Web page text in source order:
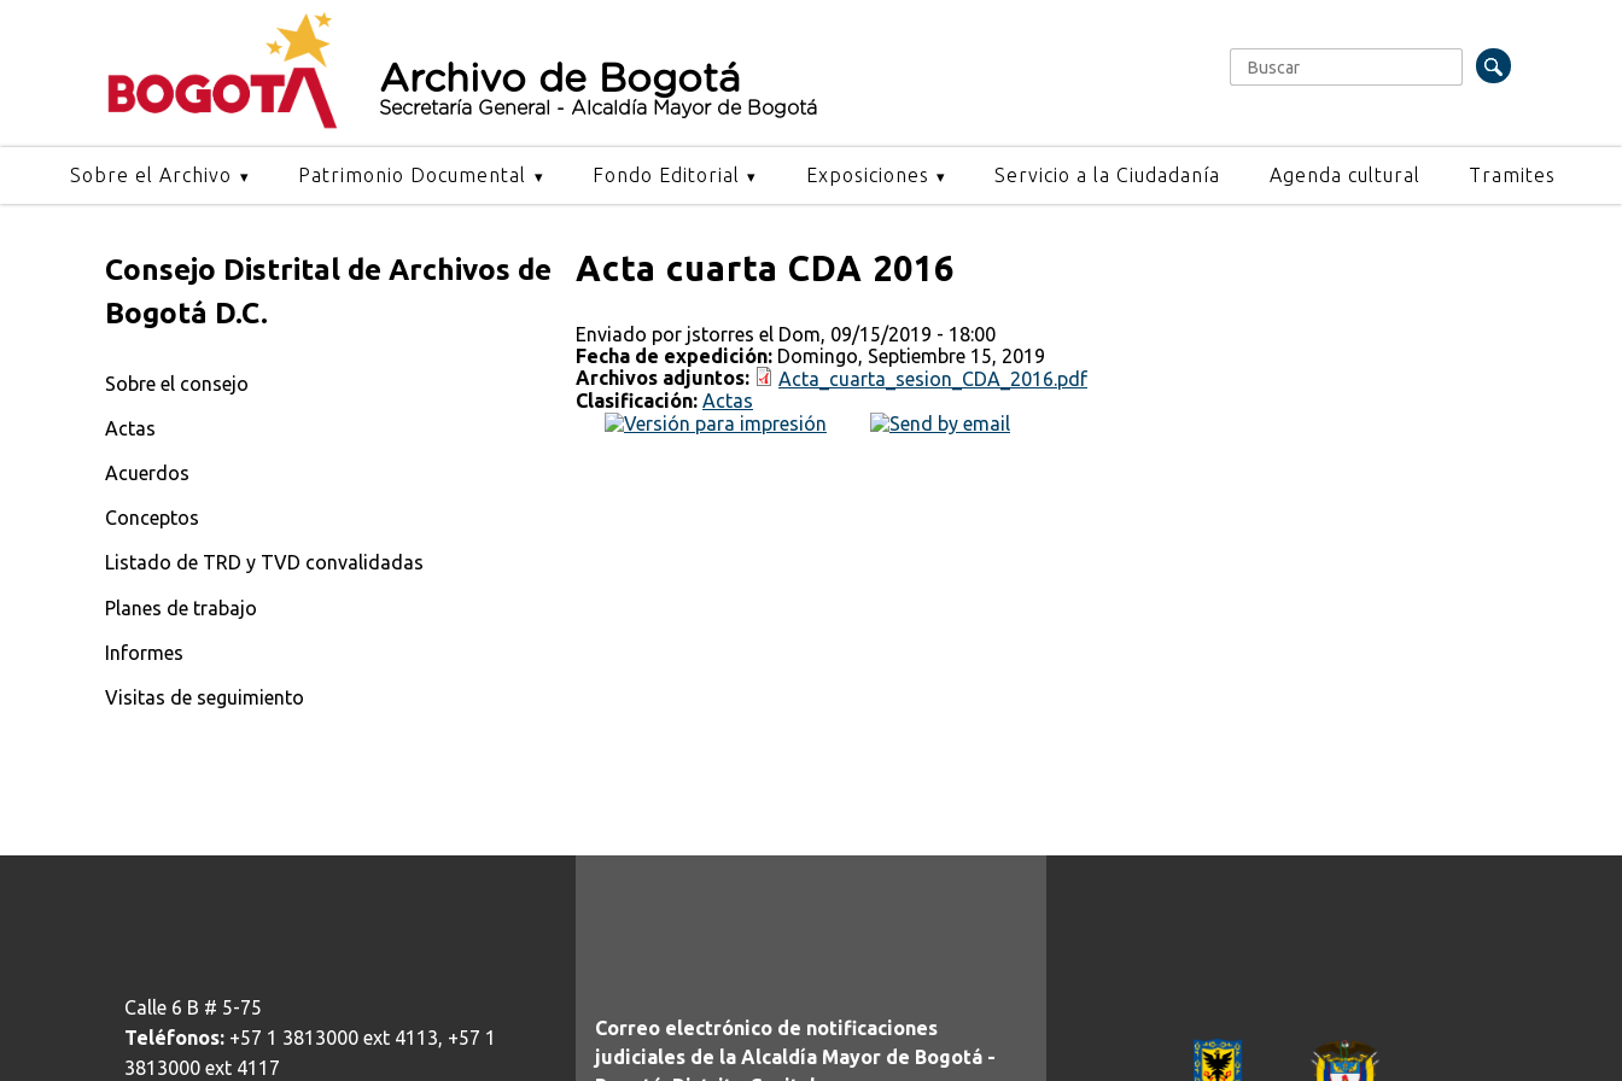
Archivo de Bogotá
Secretaría General - Alcaldía Mayor de Bogotá
Formulario de búsqueda
Buscar
Sobre el Archivo Patrimonio Documental Fondo Editorial Exposiciones Servicio a la Ciudadanía Agenda cultural Tramites
Consejo Distrital de Archivos de
Bogotá D.C.
Sobre el consejo
Actas
Acuerdos
Conceptos
Listado de TRD y TVD convalidadas
Planes de trabajo
Informes
Visitas de seguimiento
Acta cuarta CDA 2016
Enviado por jstorres el Dom, 09/15/2019 - 18:00
Fecha de expedición: Domingo, Septiembre 15, 2019
Archivos adjuntos:
Acta_cuarta_sesion_CDA_2016.pdf
Clasificación: Actas
Calle 6 B # 5-75
Teléfonos: +57 1 3813000 ext 4113, +57 1
3813000 ext 4117
Correo electrónico de notificaciones
judiciales de la Alcaldía Mayor de Bogotá -